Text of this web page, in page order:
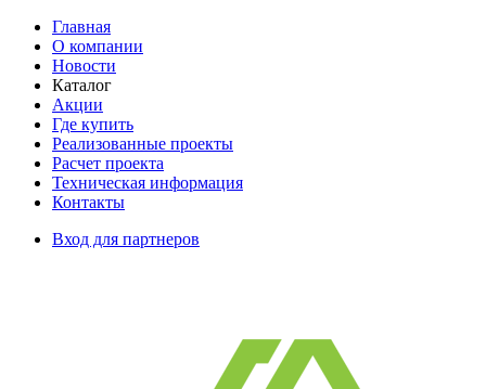
Главная
О компании
Новости
Каталог
Акции
Где купить
Реализованные проекты
Расчет проекта
Техническая информация
Контакты
Вход для партнеров